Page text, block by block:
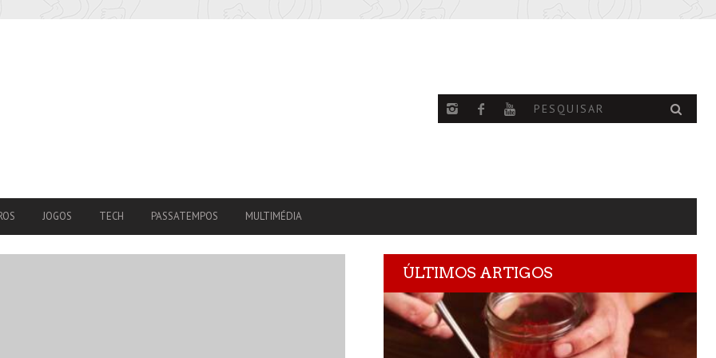
JOGOS TECH PASSATEMPOS MULTIMÉDIA
ÚLTIMOS ARTIGOS